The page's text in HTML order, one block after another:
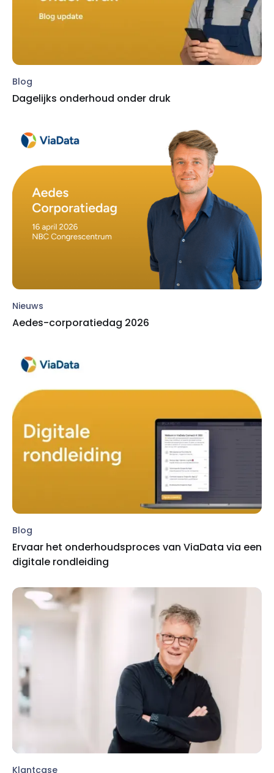
Blog
Dagelijks onderhoud onder druk
Nieuws
Aedes-corporatiedag 2026
Blog
Ervaar het onderhoudsproces van ViaData via een
digitale rondleiding
Klantcase